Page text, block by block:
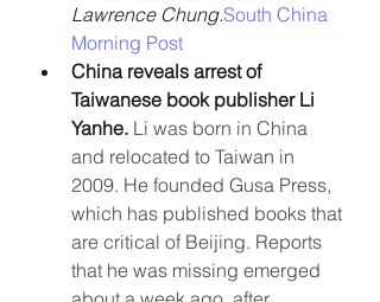
Lawrence Chung.South China
Morning Post
China reveals arrest of
Taiwanese book publisher Li
Yanhe. Li was born in China
and relocated to Taiwan in
2009. He founded Gusa Press,
which has published books that
are critical of Beijing. Reports
that he was missing emerged